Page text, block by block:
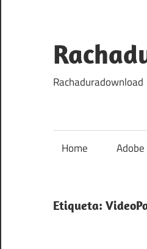
content
Rachaduradownload
Home Adobe
Etiqueta: